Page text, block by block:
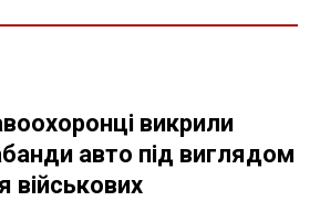
викрили
авто під виглядом
військових